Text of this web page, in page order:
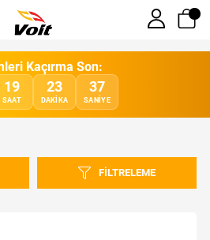
Kaçırma Son:
19
SAAT
23
DAKIKA
37
SANIYE
FILTRELEME